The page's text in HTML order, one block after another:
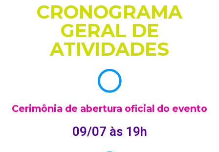
CRONOGRAMA
GERAL DE
ATIVIDADES
Cerimônia de abertura oficial do evento
09/07 às 19h